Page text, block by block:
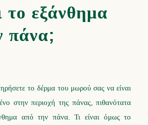
το εξάνθημα
πάνα;
το δέρμα του μωρού σας να είναι
στην περιοχή της πάνας, πιθανότατα
από την πάνα. Τι είναι όμως το